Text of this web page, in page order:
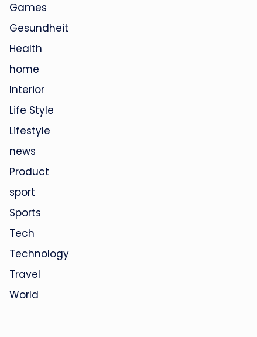
Games
Gesundheit
Health
home
Interior
Life Style
Lifestyle
news
Product
sport
Sports
Tech
Technology
Travel
World